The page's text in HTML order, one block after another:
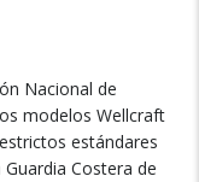
Nacional de
modelos Wellcraft
estándares
Costera de